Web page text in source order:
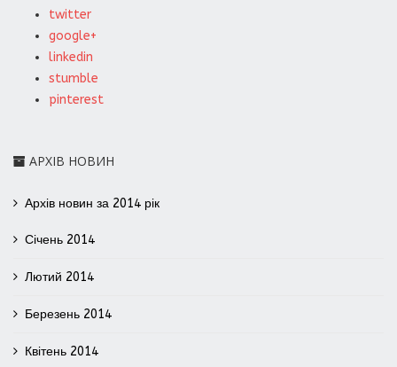
twitter
google+
linkedin
stumble
pinterest
АРХІВ НОВИН
Архів новин за 2014 рік
Січень 2014
Лютий 2014
Березень 2014
Квітень 2014